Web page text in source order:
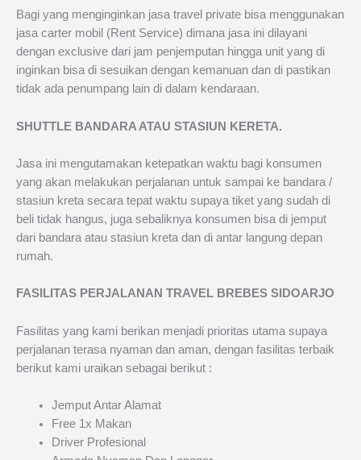
Bagi yang menginginkan jasa travel private bisa menggunakan
jasa carter mobil (Rent Service) dimana jasa ini dilayani
dengan exclusive dari jam penjemputan hingga unit yang di
inginkan bisa di sesuikan dengan kemanuan dan di pastikan
tidak ada penumpang lain di dalam kendaraan.
SHUTTLE BANDARA ATAU STASIUN KERETA.
Jasa ini mengutamakan ketepatkan waktu bagi konsumen
yang akan melakukan perjalanan untuk sampai ke bandara /
stasiun kreta secara tepat waktu supaya tiket yang sudah di
beli tidak hangus, juga sebaliknya konsumen bisa di jemput
dari bandara atau stasiun kreta dan di antar langung depan
rumah.
FASILITAS PERJALANAN TRAVEL BREBES SIDOARJO
Fasilitas yang kami berikan menjadi prioritas utama supaya
perjalanan terasa nyaman dan aman, dengan fasilitas terbaik
berikut kami uraikan sebagai berikut :
Jemput Antar Alamat
Free 1x Makan
Driver Profesional